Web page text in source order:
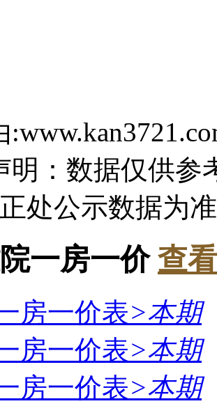
明：数据仅供参
处公示数据为
一房一价 查
房一价表>本期
房一价表>本期
房一价表>本期